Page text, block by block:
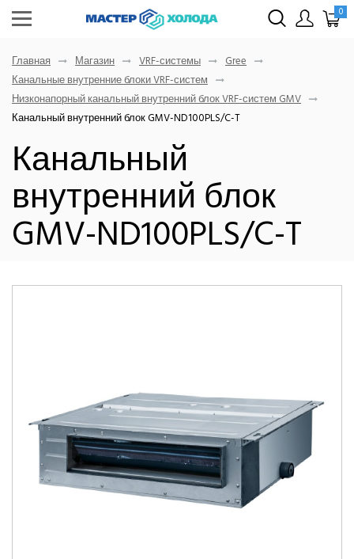
0
Главная Магазин VRF-системы
Gree
Канальные внутренние блоки VRF-систем
Низконапорный канальный внутренний блок VRF-систем GMV
Канальный внутренний блок GMV-ND100PLS/C-T
Канальный
внутренний блок
GMV-ND100PLS/C-T